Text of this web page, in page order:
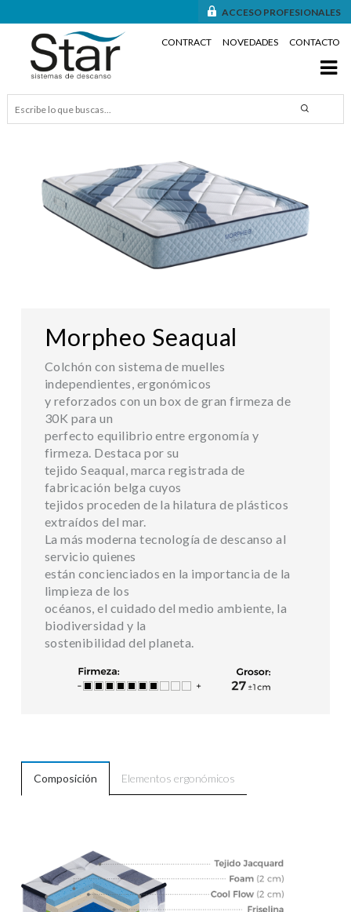
ACCESO PROFESIONALES
CONTRACT NOVEDADES CONTACTO
Morpheo Seaqual
Colchón con sistema de muelles
independientes, ergonómicos
y reforzados con un box de gran firmeza de
30K para un
perfecto equilibrio entre ergonomía y
firmeza. Destaca por su
tejido Seaqual, marca registrada de
fabricación belga cuyos
tejidos proceden de la hilatura de plásticos
extraídos del mar.
La más moderna tecnología de descanso al
servicio quienes
están concienciados en la importancia de la
limpieza de los
océanos, el cuidado del medio ambiente, la
biodiversidad y la
sostenibilidad del planeta.
Composición Elementos ergonómicos